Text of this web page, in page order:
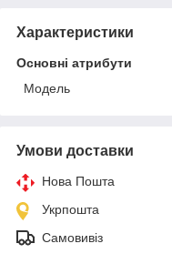
Характеристики
Основні атрибути
Модель
Умови доставки
Нова Пошта
Укрпошта
Самовивіз